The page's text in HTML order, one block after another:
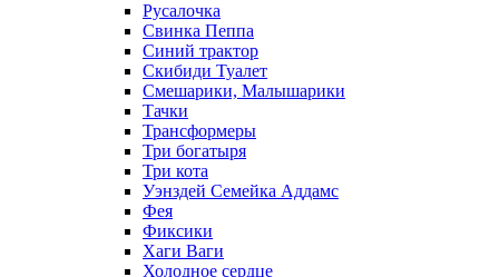
Русалочка
Свинка Пеппа
Синий трактор
Скибиди Туалет
Смешарики, Малышарики
Тачки
Трансформеры
Три богатыря
Три кота
Уэнздей Семейка Аддамс
Фея
Фиксики
Хаги Ваги
Холодное сердце